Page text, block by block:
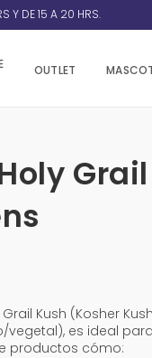
Y DE 15 A 20 HRS.
OUTLET
Kush (Kosher
vegetal), es ideal
productos cómo: